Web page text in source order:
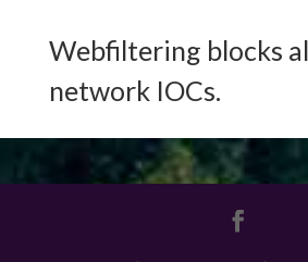
Webfiltering blocks
network IOCs.